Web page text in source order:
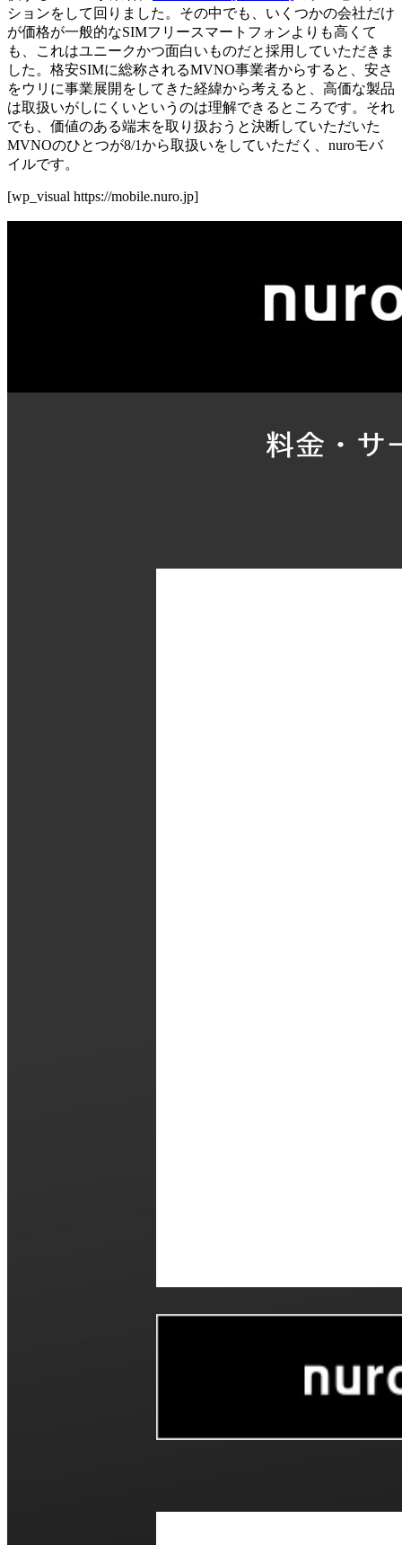
ションをして回りました。その中でも、いくつかの会社だけ
が価格が一般的なSIMフリースマートフォンよりも高くて
も、これはユニークかつ面白いものだと採用していただきま
した。格安SIMに総称されるMVNO事業者からすると、安さ
をウリに事業展開をしてきた経緯から考えると、高価な製品
は取扱いがしにくいというのは理解できるところです。それ
でも、価値のある端末を取り扱おうと決断していただいた
MVNOのひとつが8/1から取扱いをしていただく、nuroモバ
イルです。
[wp_visual https://mobile.nuro.jp]